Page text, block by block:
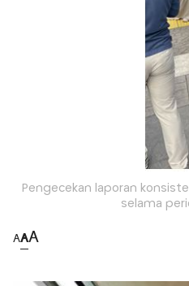
Pengecekan laporan
selama
AAA